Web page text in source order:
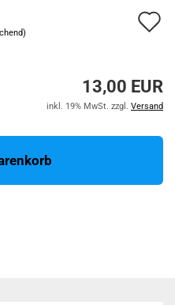
13,00 EUR
inkl. 19% MwSt. zzgl. Versand